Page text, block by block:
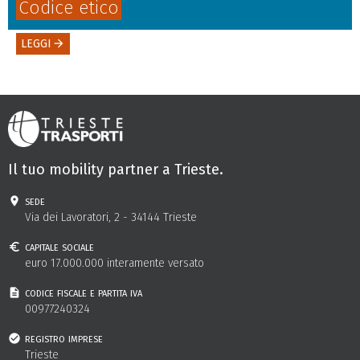
Codice etico
LEGGI arrow_forward
Il tuo mobility partner a Trieste.
sede
Via dei Lavoratori, 2 - 34144 Trieste
capitale sociale
euro 17.000.000 interamente versato
codice fiscale e partita iva
00977240324
registro imprese
Trieste